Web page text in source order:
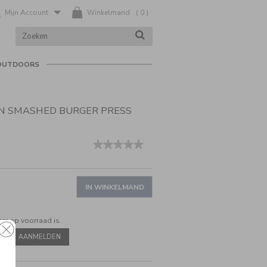
( 0 )
Winkelmand
Mijn Account
ZOEK
ZOEKEN
SMASHED BURGER PRESS
nl/cuisinart-
★★★★★
★★★★★
Cuisinart
IN WINKELMAND
op voorraad is.